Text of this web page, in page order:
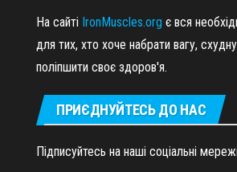
На сайті IronMuscles.org є вся
для тих, хто хоче набрати вагу,
поліпшити своє здоров'я.
ПРИЄДНУЙТЕСЬ ДО НАС
Підписуйтесь на наші соціальні